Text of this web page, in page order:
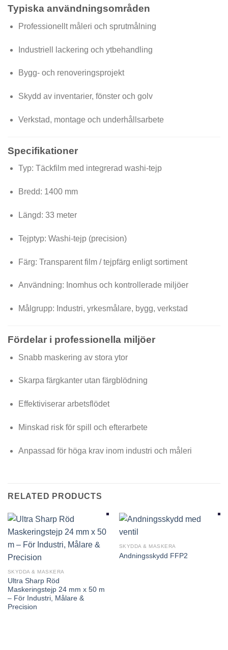
Typiska användningsområden
Professionellt måleri och sprutmålning
Industriell lackering och ytbehandling
Bygg- och renoveringsprojekt
Skydd av inventarier, fönster och golv
Verkstad, montage och underhållsarbete
Specifikationer
Typ: Täckfilm med integrerad washi-tejp
Bredd: 1400 mm
Längd: 33 meter
Tejptyp: Washi-tejp (precision)
Färg: Transparent film / tejpfärg enligt sortiment
Användning: Inomhus och kontrollerade miljöer
Målgrupp: Industri, yrkesmålare, bygg, verkstad
Fördelar i professionella miljöer
Snabb maskering av stora ytor
Skarpa färgkanter utan färgblödning
Effektiviserar arbetsflödet
Minskad risk för spill och efterarbete
Anpassad för höga krav inom industri och måleri
RELATED PRODUCTS
SKYDDA & MASKERA
Ultra Sharp Röd
Maskeringstejp 24 mm x 50 m
– För Industri, Målare &
Precision
SKYDDA & MASKERA
Andningsskydd FFP2